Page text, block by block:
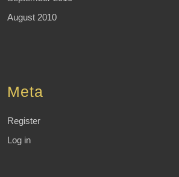
August 2010
Meta
Register
Log in